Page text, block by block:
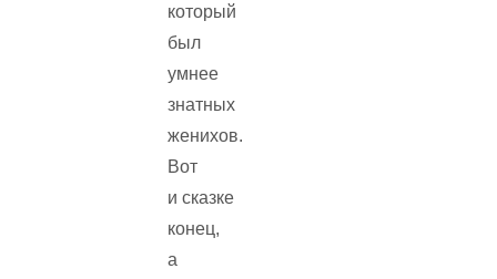
который
был
умнее
знатных
женихов.
Вот
и сказке
конец,
а